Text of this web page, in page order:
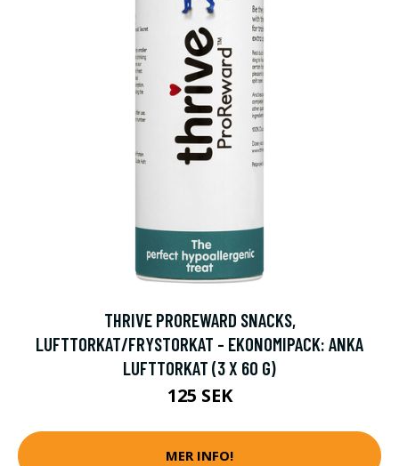
THRIVE PROREWARD SNACKS,
LUFTTORKAT/FRYSTORKAT - EKONOMIPACK: ANKA
LUFTTORKAT (3 X 60 G)
125 SEK
MER INFO!